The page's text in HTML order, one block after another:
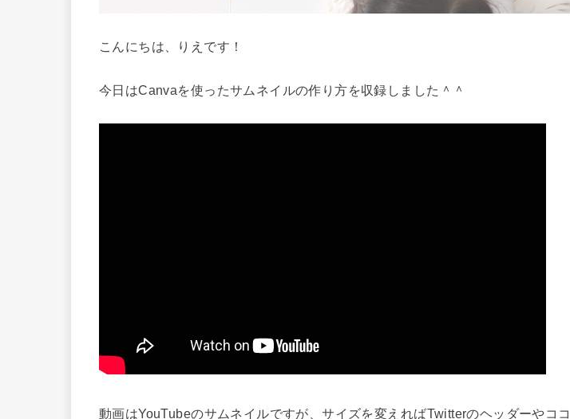
こんにちは、りえです！
今日はCanvaを使ったサムネイルの作り方を収録しました＾＾
動画はYouTubeのサムネイルですが、サイズを変えればTwitterのヘッダーやコ